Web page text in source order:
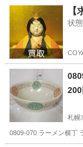
状
200
札幌
0809-070 ラーメン横丁